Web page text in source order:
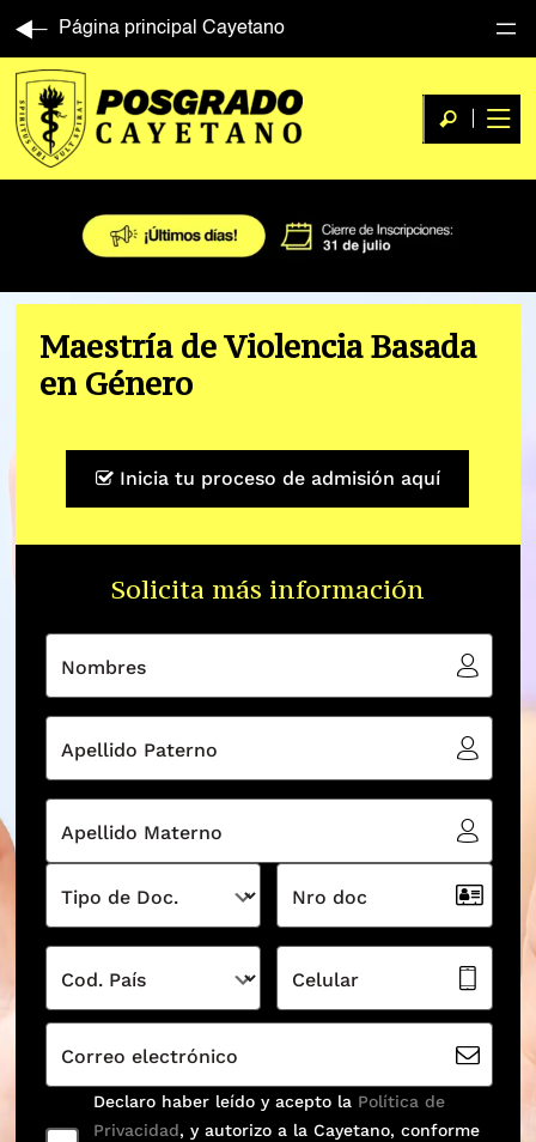
Página principal Cayetano
Maestría de Violencia Basada
en Género
Inicia tu proceso de admisión aquí
Solicita más información
Nombres
Apellido Paterno
Apellido Materno
Tipo de Doc. Nro doc
Cod. País Celular
Correo electrónico
Declaro haber leído y acepto la Política de
Privacidad, y autorizo a la Cayetano, conforme